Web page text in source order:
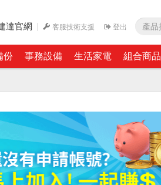
達官網 客服技術支援 登出
份 事務設備 生活家電 組合商品